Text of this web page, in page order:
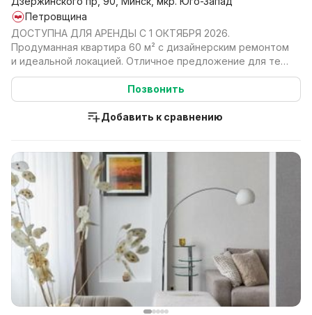
Петровщина
ДОСТУПНА ДЛЯ АРЕНДЫ С 1 ОКТЯБРЯ 2026.
Продуманная квартира 60 м² с дизайнерским ремонтом
и идеальной локацией. Отличное предложение для тех,
кто цен...
Позвонить
Добавить к сравнению